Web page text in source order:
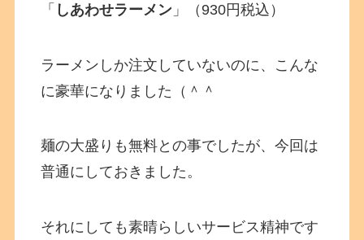
「 しあわせラーメン 」（930円税込）
ラーメンしか注文していないのに、こんな
に豪華になりました（＾＾
麺の大盛りも無料との事でしたが、今回は
普通にしておきました。
それにしても素晴らしいサービス精神です